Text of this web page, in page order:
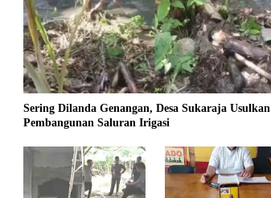
Sering Dilanda Genangan, Desa Sukaraja Usulkan
Pembangunan Saluran Irigasi